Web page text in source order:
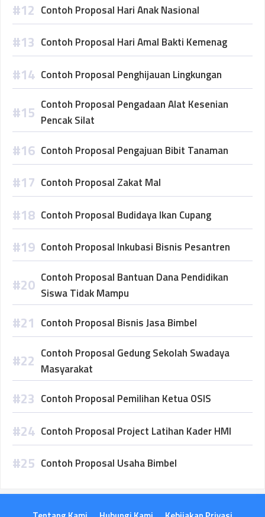
Contoh Proposal Hari Anak Nasional
Contoh Proposal Hari Amal Bakti Kemenag
Contoh Proposal Penghijauan Lingkungan
Contoh Proposal Pengadaan Alat Kesenian
Pencak Silat
Contoh Proposal Pengajuan Bibit Tanaman
Contoh Proposal Zakat Mal
Contoh Proposal Budidaya Ikan Cupang
Contoh Proposal Inkubasi Bisnis Pesantren
Contoh Proposal Bantuan Dana Pendidikan
Siswa Tidak Mampu
Contoh Proposal Bisnis Jasa Bimbel
Contoh Proposal Gedung Sekolah Swadaya
Masyarakat
Contoh Proposal Pemilihan Ketua OSIS
Contoh Proposal Project Latihan Kader HMI
Contoh Proposal Usaha Bimbel